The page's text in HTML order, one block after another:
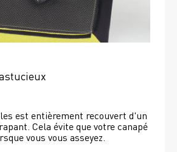
est entièrement recouvert d'un
Cela évite que votre canapé
vous vous asseyez.